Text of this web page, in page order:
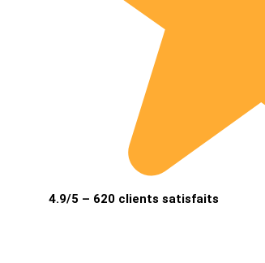
4.9/5 – 620 clients satisfaits